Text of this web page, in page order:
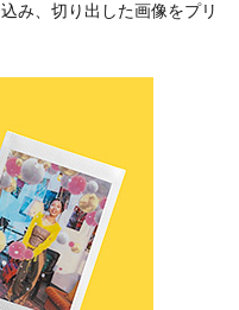
み、切り出した画像をプリ